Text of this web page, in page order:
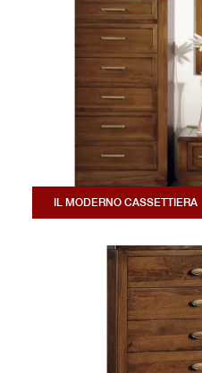
IL MODERNO CASSETTIERA